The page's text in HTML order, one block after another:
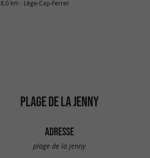
8,0 km - Lège-Cap-Ferret
PLAGE DE LA JENNY
ADRESSE
plage de la jenny